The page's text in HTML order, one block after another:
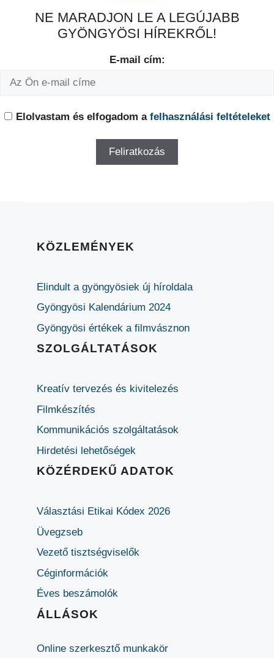
NE MARADJON LE A LEGÚJABB
GYÖNGYÖSI HÍREKRŐL!
E-mail cím:
Elolvastam és elfogadom a felhasználási feltételeket
KÖZLEMÉNYEK
Elindult a gyöngyösiek új híroldala
Gyöngyösi Kalendárium 2024
Gyöngyösi értékek a filmvásznon
SZOLGÁLTATÁSOK
Kreatív tervezés és kivitelezés
Filmkészítés
Kommunikációs szolgáltatások
Hirdetési lehetőségek
KÖZÉRDEKŰ ADATOK
Választási Etikai Kódex 2026
Üvegzseb
Vezető tisztségviselők
Céginformációk
Éves beszámolók
ÁLLÁSOK
Online szerkesztő munkakör